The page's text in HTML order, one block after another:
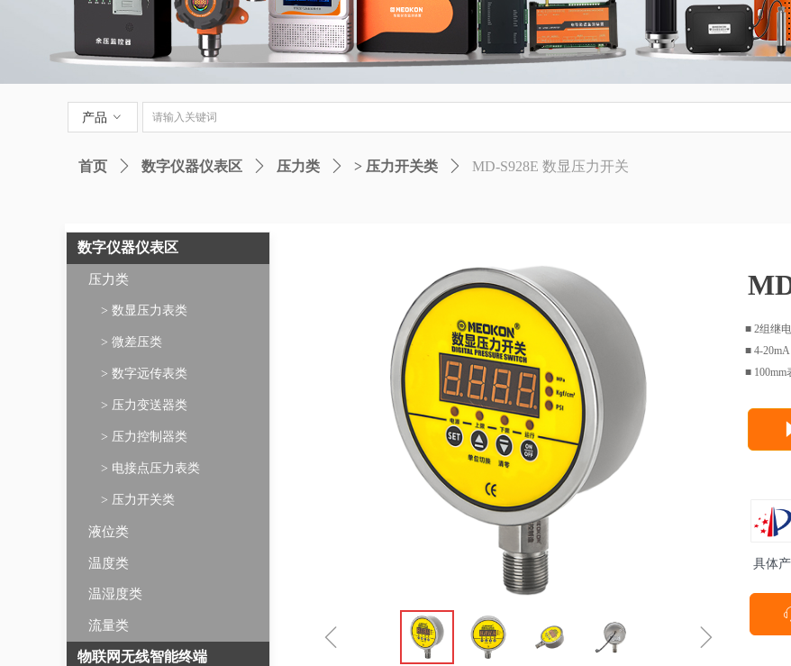
首页 ꄲ 数字仪器仪表区 ꄲ 压力类 ꄲ > 压力开关类 ꄲ MD-S928E 数显压力开关
ꁆ ꁇ
■ 2组继
■ 4-
■
数字仪器仪表区
压力类
> 数显压力表类
> 微差压类
> 数字远传表类
> 压力变送器类
> 压力控制器类
> 电接点压力表类
> 压力开关类
液位类
温度类
温湿度类
流量类
物联网无线智能终端
具体
产品 ꀁ